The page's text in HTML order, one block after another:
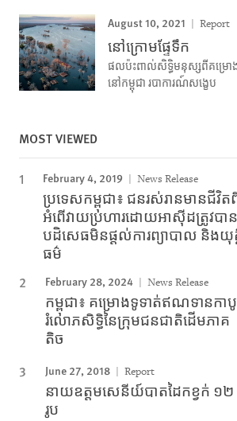
August 10, 2021 Report
នៅក្រោមផ្ទែទឹក
ផលប៉ះពាល់សិទ្ធិមនុស្សពីគម្រោង
នៅកម្ពុជា របាការណ៍សង្ខេប
MOST VIEWED
February 4, 2019 News Release
ប្រទេសកម្ពុជា៖ ជនរស់រានមានជីវិត
អំពើវាយប្រហារដោយអាស៊ីដត្រូវបាន
បដិសេធមិនផ្ដល់ការព្យាបាល និងយុ
ធម៌
February 28, 2024 News Release
កម្ពុជា៖ គម្រោងទូទាត់ឥណទានកា
រំលោភសិទ្ធិនៃក្រុមជនជាតិដើមភាគ
តិច
June 27, 2018 Report
នាយឧត្តមសេនីយ៍បាតដៃកខ្វក់ ១២
រូប